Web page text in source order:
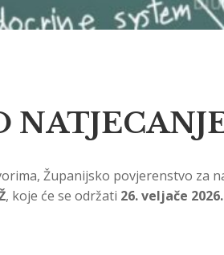
Županijsko povjerenstvo za
, koje će se održati 26. veljače 2026.